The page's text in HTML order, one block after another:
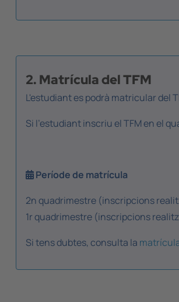
2. Matrícula del TFM
L'estudiant es podrà matricular del
Si l'estudiant inscriu el TFM en el
Període de matrícula
2n quadrimestre (inscripcions
1r quadrimestre (inscripcions
Si tens dubtes, consulta la